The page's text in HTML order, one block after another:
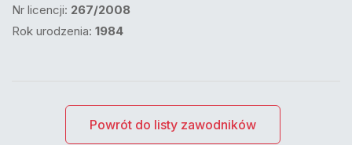
Nr licencji: 267/2008
Rok urodzenia: 1984
Powrót do listy zawodników